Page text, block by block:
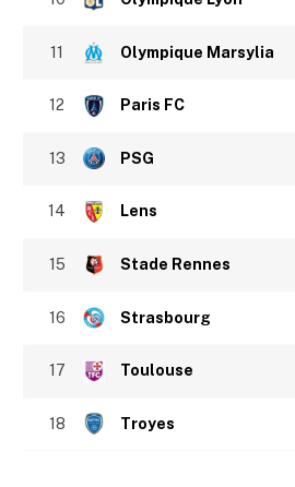
11 Olympique Marsylia
12 Paris FC
13 PSG
14 Lens
15 Stade Rennes
16 Strasbourg
17 Toulouse
18 Troyes